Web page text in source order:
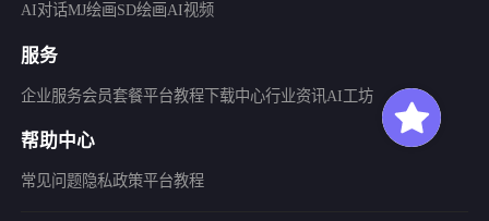
AI对话MJ绘画SD绘画AI视频
服务
企业服务会员套餐平台教程 下载中心行业资讯AI工坊
帮助中心
常见问题隐私政策平台教程